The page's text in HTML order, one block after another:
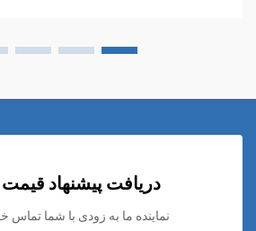
دریافت پیشنهاد قیمت
نماینده ما به زودی با شما تماس